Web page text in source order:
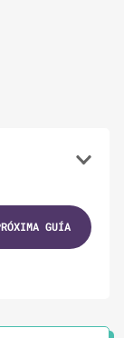
GUÍA